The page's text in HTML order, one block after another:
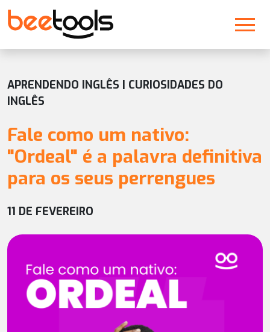
APRENDENDO INGLÊS | CURIOSIDADES DO
INGLÊS
Fale como um nativo:
"Ordeal" é a palavra definitiva
para os seus perrengues
11 DE FEVEREIRO